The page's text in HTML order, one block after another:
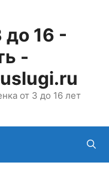
до 16 -
-
от 3 до 16 лет